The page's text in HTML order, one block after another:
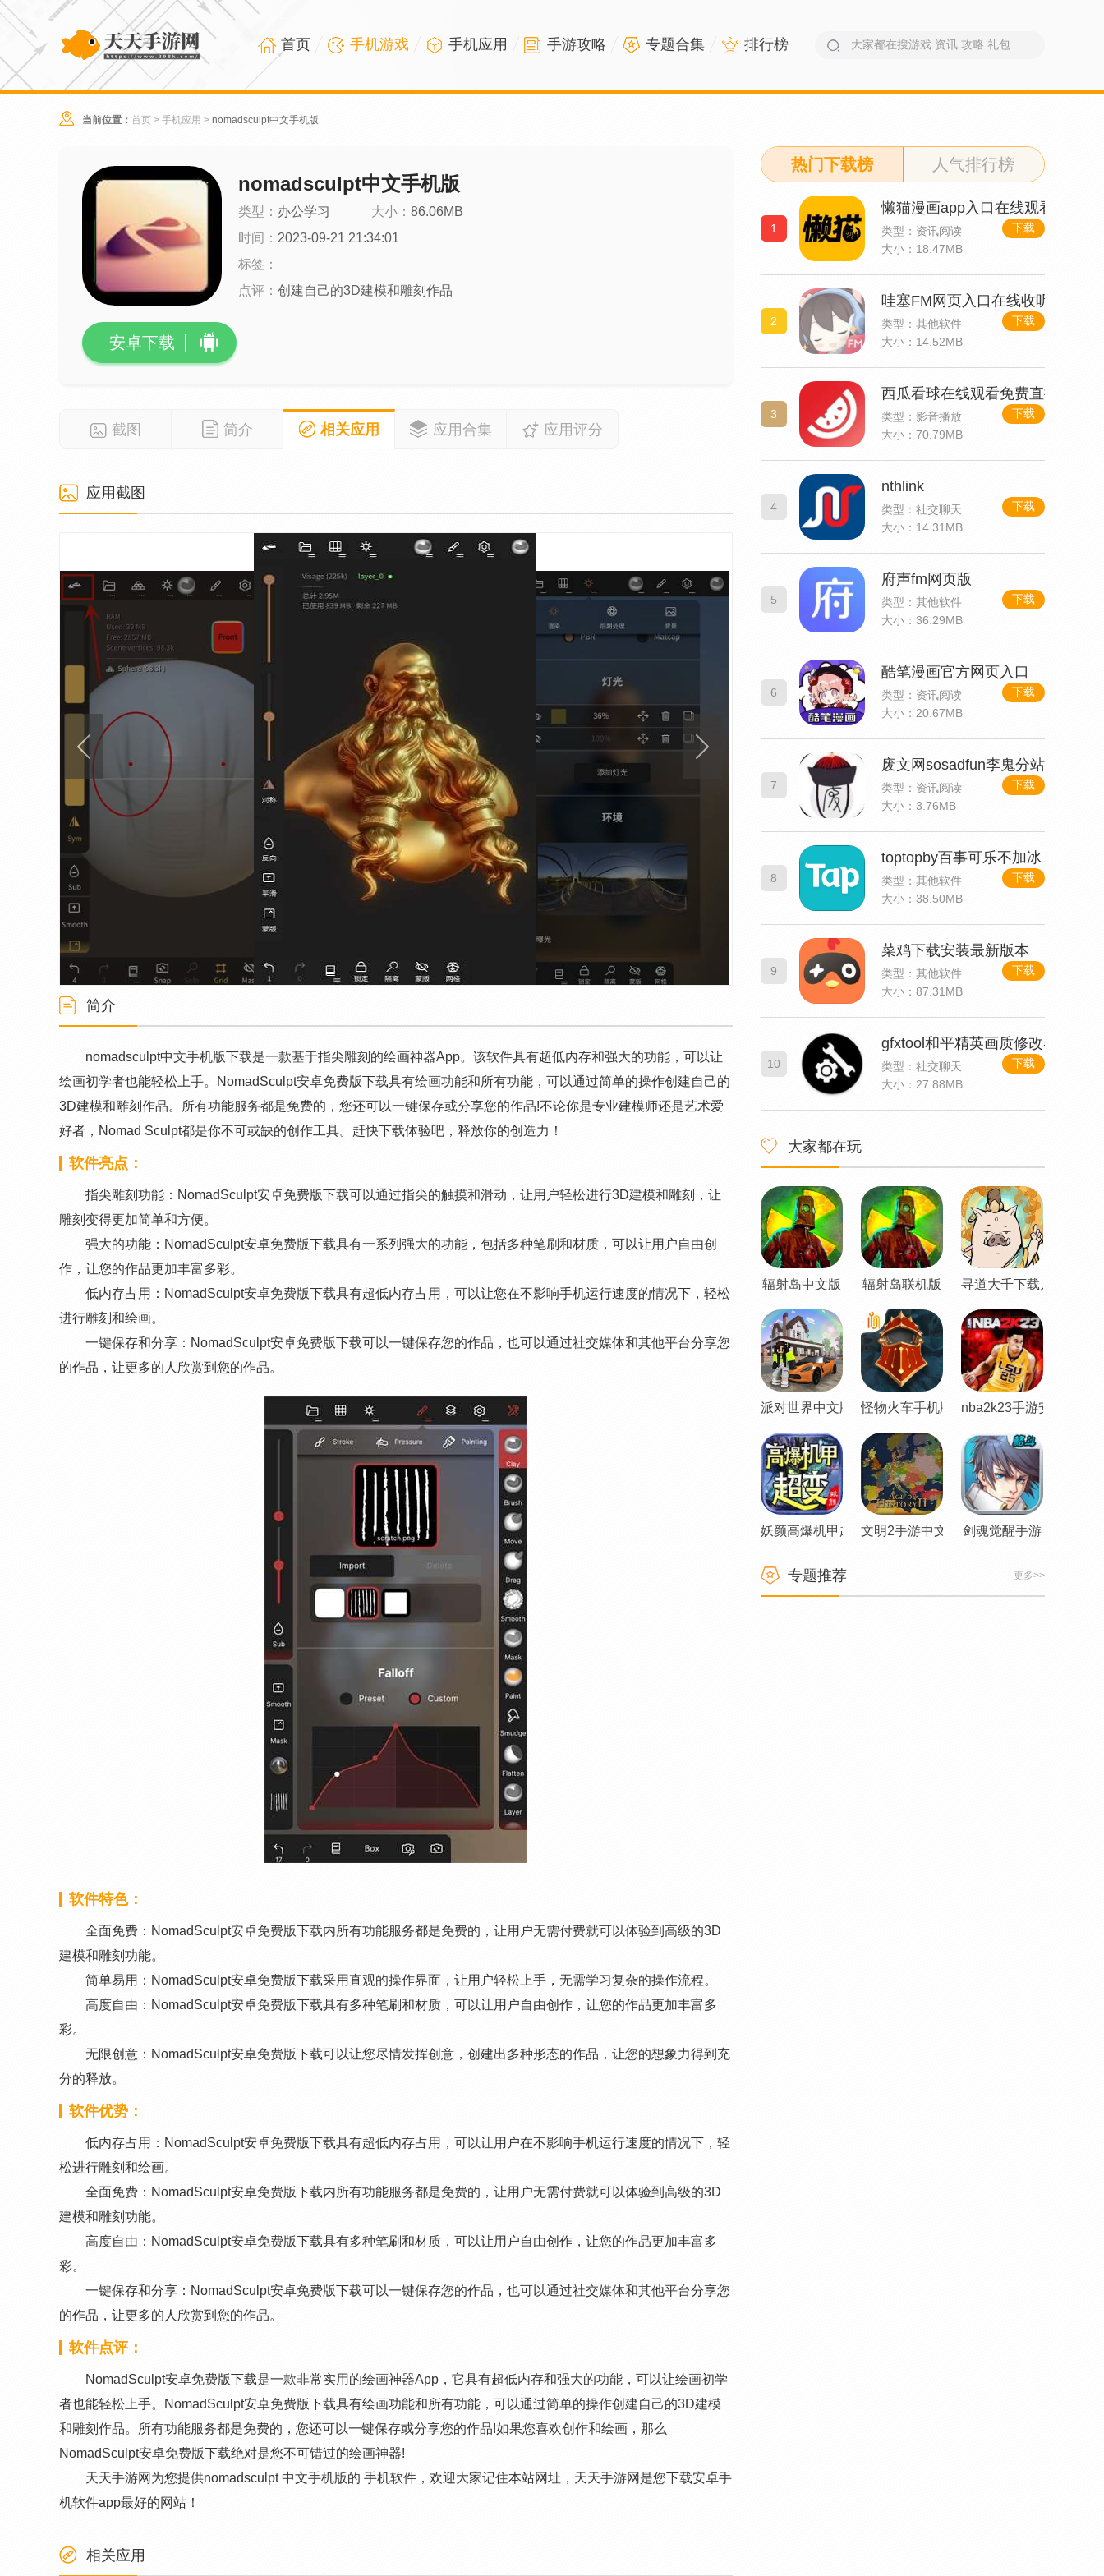
首页 手机游戏 手机应用 手游攻略 专题合集 排行榜
当前位置： 首页 > 手机应用 > nomadsculpt中文手机版
nomadsculpt中文手机版
类型： 办公学习 大小： 86.06MB
时间： 2023-09-21 21:34:01
标签：
点评： 创建自己的3D建模和雕刻作品
安卓下载
截图 简介 相关应用 应用合集 应用评分
应用截图
简介
nomadsculpt中文手机版下载是一款基于指尖雕刻的绘画神器App。该软件具有超低内存和强大的功能，可以让
绘画初学者也能轻松上手。NomadSculpt安卓免费版下载具有绘画功能和所有功能，可以通过简单的操作创建自己的
3D建模和雕刻作品。所有功能服务都是免费的，您还可以一键保存或分享您的作品!不论你是专业建模师还是艺术爱
好者，Nomad Sculpt都是你不可或缺的创作工具。赶快下载体验吧，释放你的创造力！
软件亮点：
指尖雕刻功能：NomadSculpt安卓免费版下载可以通过指尖的触摸和滑动，让用户轻松进行3D建模和雕刻，让
雕刻变得更加简单和方便。
强大的功能：NomadSculpt安卓免费版下载具有一系列强大的功能，包括多种笔刷和材质，可以让用户自由创
作，让您的作品更加丰富多彩。
低内存占用：NomadSculpt安卓免费版下载具有超低内存占用，可以让您在不影响手机运行速度的情况下，轻松
进行雕刻和绘画。
一键保存和分享：NomadSculpt安卓免费版下载可以一键保存您的作品，也可以通过社交媒体和其他平台分享您
的作品，让更多的人欣赏到您的作品。
软件特色：
全面免费：NomadSculpt安卓免费版下载内所有功能服务都是免费的，让用户无需付费就可以体验到高级的3D
建模和雕刻功能。
简单易用：NomadSculpt安卓免费版下载采用直观的操作界面，让用户轻松上手，无需学习复杂的操作流程。
高度自由：NomadSculpt安卓免费版下载具有多种笔刷和材质，可以让用户自由创作，让您的作品更加丰富多
彩。
无限创意：NomadSculpt安卓免费版下载可以让您尽情发挥创意，创建出多种形态的作品，让您的想象力得到充
分的释放。
软件优势：
低内存占用：NomadSculpt安卓免费版下载具有超低内存占用，可以让用户在不影响手机运行速度的情况下，轻
松进行雕刻和绘画。
全面免费：NomadSculpt安卓免费版下载内所有功能服务都是免费的，让用户无需付费就可以体验到高级的3D
建模和雕刻功能。
高度自由：NomadSculpt安卓免费版下载具有多种笔刷和材质，可以让用户自由创作，让您的作品更加丰富多
彩。
一键保存和分享：NomadSculpt安卓免费版下载可以一键保存您的作品，也可以通过社交媒体和其他平台分享您
的作品，让更多的人欣赏到您的作品。
软件点评：
NomadSculpt安卓免费版下载是一款非常实用的绘画神器App，它具有超低内存和强大的功能，可以让绘画初学
者也能轻松上手。NomadSculpt安卓免费版下载具有绘画功能和所有功能，可以通过简单的操作创建自己的3D建模
和雕刻作品。所有功能服务都是免费的，您还可以一键保存或分享您的作品!如果您喜欢创作和绘画，那么
NomadSculpt安卓免费版下载绝对是您不可错过的绘画神器!
天天手游网为您提供nomadsculpt 中文手机版的 手机软件，欢迎大家记住本站网址，天天手游网是您下载安卓手
机软件app最好的网站！
相关应用
热门下载榜 人气排行榜
1
懒猫漫画app入口在线观看
类型：资讯阅读
大小：18.47MB
下载
2
哇塞FM网页入口在线收听
类型：其他软件
大小：14.52MB
下载
3
西瓜看球在线观看免费直播
类型：影音播放
大小：70.79MB
下载
4
nthlink
类型：社交聊天
大小：14.31MB
下载
5
府声fm网页版
类型：其他软件
大小：36.29MB
下载
6
酷笔漫画官方网页入口
类型：资讯阅读
大小：20.67MB
下载
7
废文网sosadfun李鬼分站静静做
类型：资讯阅读
大小：3.76MB
下载
8
toptopby百事可乐不加冰
类型：其他软件
大小：38.50MB
下载
9
菜鸡下载安装最新版本
类型：其他软件
大小：87.31MB
下载
10
gfxtool和平精英画质修改器最新版
类型：社交聊天
大小：27.88MB
下载
大家都在玩
辐射岛中文版 辐射岛联机版 寻道大千下载入口
派对世界中文版 怪物火车手机版 nba2k23手游安卓直装版
妖颜高爆机甲超变传奇文明2手游中文版 剑魂觉醒手游
专题推荐 更多>>